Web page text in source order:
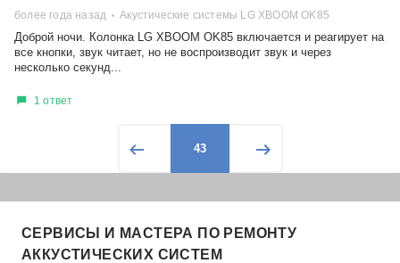
более года назад Акустические системы LG XBOOM OK85
Доброй ночи. Колонка LG XBOOM OK85 включается и реагирует на
все кнопки, звук читает, но не воспроизводит звук и через
несколько секунд...
1 ответ
43
СЕРВИСЫ И МАСТЕРА ПО РЕМОНТУ
АККУСТИЧЕСКИХ СИСТЕМ